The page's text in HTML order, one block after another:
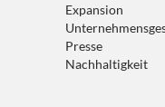
Expansion
Presse
Nachhaltigkeit